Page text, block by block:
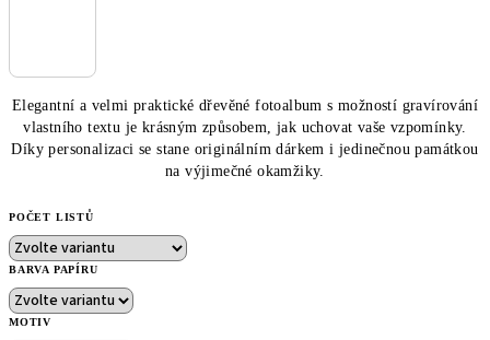
Elegantní a velmi praktické dřevěné fotoalbum s možností gravírování
vlastního textu je krásným způsobem, jak uchovat vaše vzpomínky.
Díky personalizaci se stane originálním dárkem i jedinečnou památkou
na výjimečné okamžiky.
POČET LISTŮ
BARVA PAPÍRU
MOTIV